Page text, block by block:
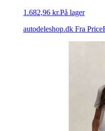
1.682,96 kr.På lager
autodeleshop.dk Fra